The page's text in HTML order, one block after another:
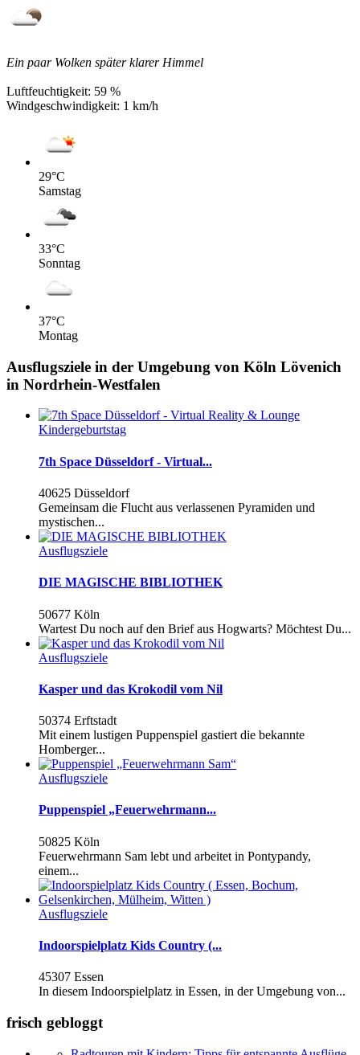
Ein paar Wolken später klarer Himmel
Luftfeuchtigkeit: 59 %
Windgeschwindigkeit: 1 km/h
29°C
Samstag
33°C
Sonntag
37°C
Montag
Ausflugsziele in der Umgebung von Köln Lövenich
in Nordrhein-Westfalen
Kindergeburtstag
7th Space Düsseldorf - Virtual...
40625 Düsseldorf
Gemeinsam die Flucht aus verlassenen Pyramiden und
mystischen...
Ausflugsziele
DIE MAGISCHE BIBLIOTHEK
50677 Köln
Wartest Du noch auf den Brief aus Hogwarts? Möchtest Du...
Ausflugsziele
Kasper und das Krokodil vom Nil
50374 Erftstadt
Mit einem lustigen Puppenspiel gastiert die bekannte
Homberger...
Ausflugsziele
Puppenspiel „Feuerwehrmann...
50825 Köln
Feuerwehrmann Sam lebt und arbeitet in Pontypandy,
einem...
Ausflugsziele
Indoorspielplatz Kids Country (...
45307 Essen
In diesem Indoorspielplatz in Essen, in der Umgebung von...
frisch gebloggt